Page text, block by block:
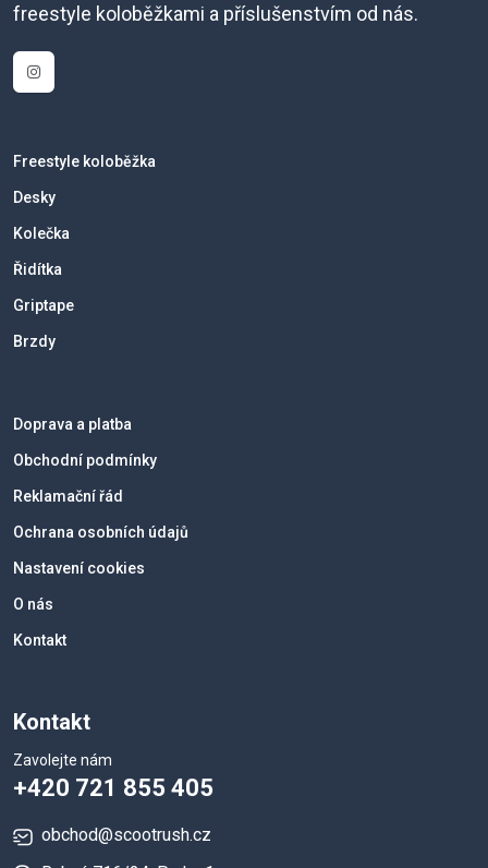
freestyle koloběžkami a příslušenstvím od nás.
Freestyle koloběžka
Desky
Kolečka
Řidítka
Griptape
Brzdy
Doprava a platba
Obchodní podmínky
Reklamační řád
Ochrana osobních údajů
Nastavení cookies
O nás
Kontakt
Kontakt
Zavolejte nám
+420 721 855 405
obchod@scootrush.cz